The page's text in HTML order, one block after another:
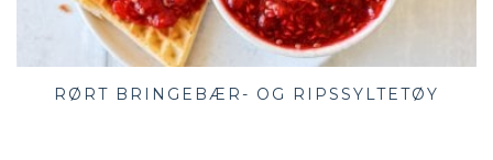
RØRT BRINGEBÆR- OG RIPSSYLTETØY